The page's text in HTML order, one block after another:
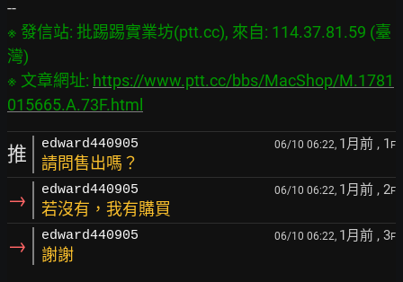
※ 發信站: 批踢踢實業坊(ptt.cc), 來自: 114.37.81.59 (臺
灣)
※ 文章網址: https://www.ptt.cc/bbs/MacShop/M.1781
015665.A.73F.html
推 edward440905 06/10 06:22, 1月前 , 1 F
請問售出嗎？
→ edward440905 06/10 06:22, 1月前 , 2F
若沒有，我有購買
→ edward440905 06/10 06:22, 1月前 , 3F
謝謝